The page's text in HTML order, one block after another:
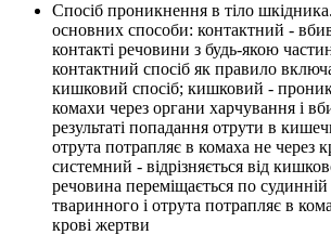
Спосіб проникнення в тіло
основних способи: контактний -
контакті речовини з будь-якою
контактний спосіб як правило
кишковий спосіб; кишковий -
комахи через органи харчування і
результаті попадання отрути в
отрута потрапляє в комаха не через
системний - відрізняється від
речовина переміщається по судинній
тваринного і отрута потрапляє в
крові жертви